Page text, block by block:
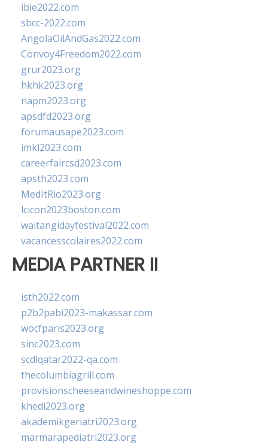
ibie2022.com
sbcc-2022.com
AngolaOilAndGas2022.com
Convoy4Freedom2022.com
grur2023.org
hkhk2023.org
napm2023.org
apsdfd2023.org
forumausape2023.com
imkl2023.com
careerfaircsd2023.com
apsth2023.com
MedItRio2023.org
lcicon2023boston.com
waitangidayfestival2022.com
vacancesscolaires2022.com
MEDIA PARTNER II
isth2022.com
p2b2pabi2023-makassar.com
wocfparis2023.org
sinc2023.com
scdlqatar2022-qa.com
thecolumbiagrill.com
provisionscheeseandwineshoppe.com
khedi2023.org
akademikgeriatri2023.org
marmarapediatri2023.org